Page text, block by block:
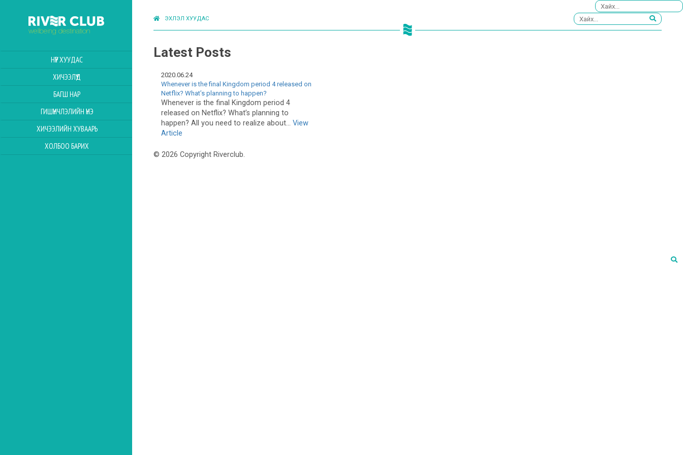
НҮҮР ХУУДАС
ХИЧЭЭЛҮҮД
БАГШ НАР
ГИШҮҮНЧЛЭЛИЙН ҮНЭ
ХИЧЭЭЛИЙН ХУВААРЬ
ХОЛБОО БАРИХ
ЭХЛЭЛ ХУУДАС
Latest Posts
2020.06.24
Whenever is the final Kingdom period 4 released on
Netflix? What’s planning to happen?
Whenever is the final Kingdom period 4
released on Netflix? What’s planning to
happen? All you need to realize about... View
Article
© 2026 Copyright Riverclub.